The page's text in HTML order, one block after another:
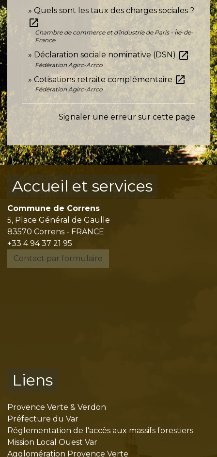
Quels sont les taux des charges sociales ?
open_in_new
Chambre de commerce et d'industrie de Paris - Île-de-
France
Déclaration sociale nominative (DSN) open_in_new
Fédération Agirc-Arrco
Cotisations retraite complémentaire open_in_new
Fédération Agirc-Arrco
Signaler une erreur sur cette page
Accueil et services
Commune de Correns
5, Place Général de Gaulle
83570 Correns - FRANCE
+33 4 94 37 21 95
Contact par formulaire
Liens
Provence Verte & Verdon
Préfecture du Var
Réglementation de l'accès aux massifs forestiers
Mission Local Ouest Var
Agglomération Provence Verte